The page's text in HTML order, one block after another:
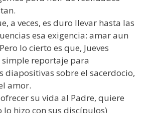
a veces, es duro llevar hasta las
esa exigencia: amar aun
lo cierto es que, Jueves
simple reportaje para
diapositivas sobre el sacerdocio,
amor.
ofrecer su vida al Padre, quiere
lo hizo con sus discípulos)